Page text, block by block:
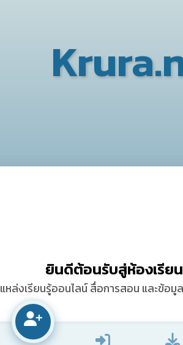
ยินดีต้อนรับสู่ห้องเรีย
แหล่งเรียนรู้ออนไลน์ สื่อการสอน และข้อมู